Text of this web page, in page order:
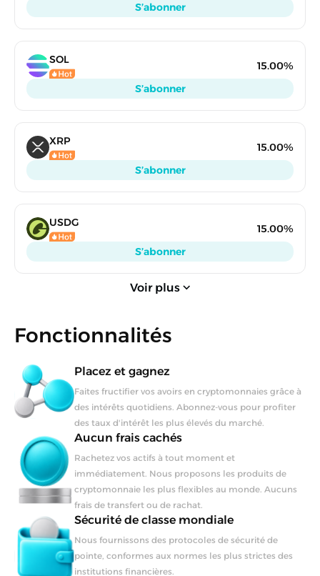
S’abonner
SOL
15.00%
S’abonner
XRP
15.00%
S’abonner
USDG
15.00%
S’abonner
Voir plus
Fonctionnalités
Placez et gagnez
Faites fructifier vos avoirs en cryptomonnaies grâce à
des intérêts quotidiens. Abonnez-vous pour profiter
des taux d'intérêt les plus élevés du marché.
Aucun frais cachés
Rachetez vos actifs à tout moment et
immédiatement. Nous proposons les produits de
cryptomonnaie les plus flexibles au monde. Aucuns
frais de transfert ou de rachat.
Sécurité de classe mondiale
Nous fournissons des protocoles de sécurité de
pointe, conformes aux normes les plus strictes des
institutions financières.